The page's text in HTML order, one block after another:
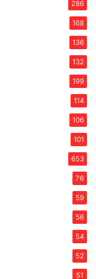
286
168
136
132
199
114
106
101
653
76
59
56
54
52
51